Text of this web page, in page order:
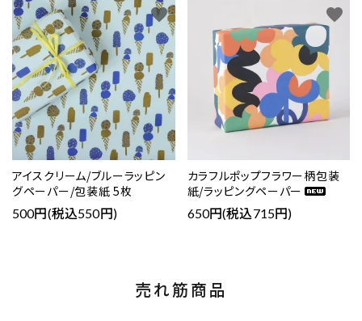
アイスクリーム/ブルーラッピン
グペーパー/包装紙 5枚
500円(税込550円)
favorite
カラフルポップフラワー柄包装
紙/ラッピングペーパー
650円(税込715円)
favorite
売れ筋商品